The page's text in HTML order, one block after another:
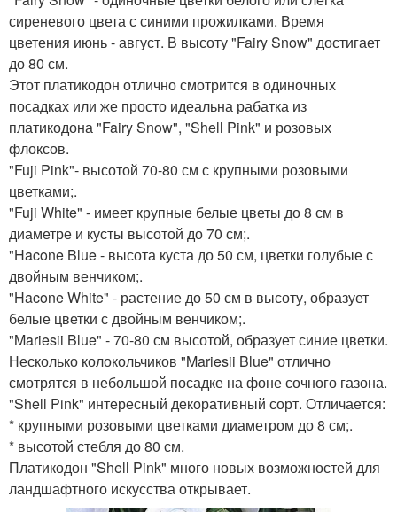
сиреневого цвета с синими прожилками. Время
цветения июнь - август. В высоту "Fairy Snow" достигает
до 80 см.
Этот платикодон отлично смотрится в одиночных
посадках или же просто идеальна рабатка из
платикодона "Fairy Snow", "Shell Pink" и розовых
флоксов.
"Fuji Pink"- высотой 70-80 см с крупными розовыми
цветками;.
"Fuji White" - имеет крупные белые цветы до 8 см в
диаметре и кусты высотой до 70 см;.
"Hacone Blue - высота куста до 50 см, цветки голубые с
двойным венчиком;.
"Hacone White" - растение до 50 см в высоту, образует
белые цветки с двойным венчиком;.
"Mariesii Blue" - 70-80 см высотой, образует синие цветки.
Несколько колокольчиков "Mariesii Blue" отлично
смотрятся в небольшой посадке на фоне сочного газона.
"Shell Pink" интересный декоративный сорт. Отличается:
* крупными розовыми цветками диаметром до 8 см;.
* высотой стебля до 80 см.
Платикодон "Shell Pink" много новых возможностей для
ландшафтного искусства открывает.